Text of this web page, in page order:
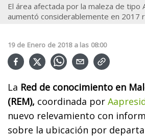
El área afectada por la maleza de tipo
aumentó considerablemente en 2017
19 de Enero de 2018 a las 08:00
La Red de conocimiento en
(REM), coordinada por
nuevo relevamiento con
sobre la ubicación por